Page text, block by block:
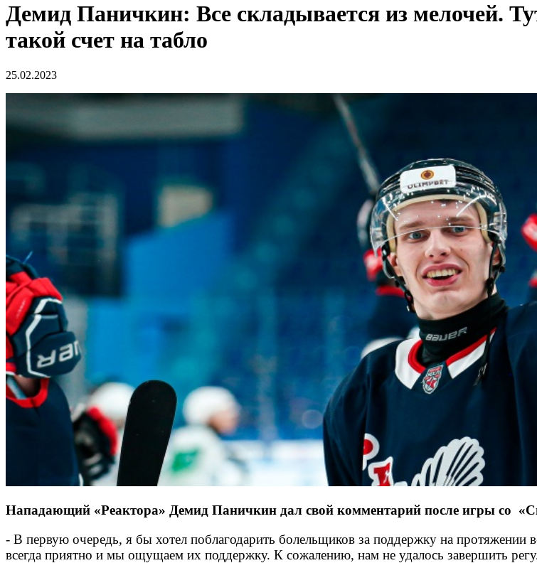
Демид Паничкин: Все складывается из мелочей.
такой счет на табло
25.02.2023
Нападающий «Реактора» Демид Паничкин дал свой комментарий после игры со
- В первую очередь, я бы хотел поблагодарить болельщиков за поддержку на протяжении
всегда приятно и мы ощущаем их поддержку. К сожалению, нам не удалось завершить